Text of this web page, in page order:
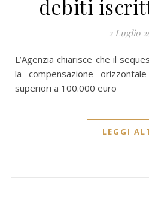
debiti
2 Luglio
L’Agenzia chiarisce che il sequestro penale non consente
la compensazione
superiori a 100.000 euro
LEGGI